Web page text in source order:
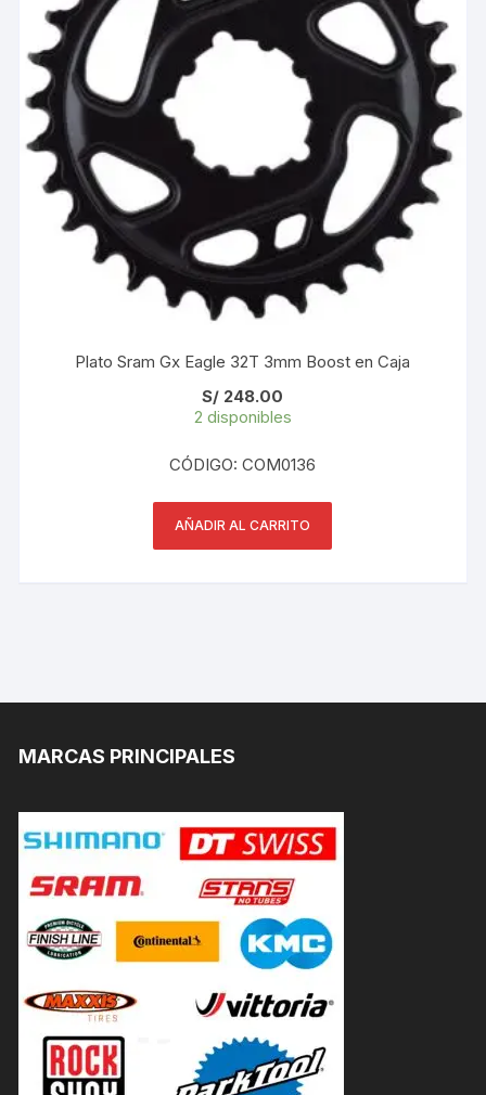
Plato Sram Gx Eagle 32T 3mm Boost en Caja
S/ 248.00
2 disponibles
CÓDIGO: COM0136
AÑADIR AL CARRITO
MARCAS PRINCIPALES